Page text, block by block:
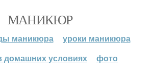
МАНИКЮР
маникюра
уроки маникюра
домашних условиях
фото